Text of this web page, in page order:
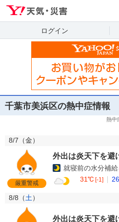
ログイン
千葉市美浜区の熱中症情報
8/7（金）
厳重警戒
外出は炎天下を避
就寝前の水分補
31℃ [-1]
8/8（土）
外出は炎天下を避